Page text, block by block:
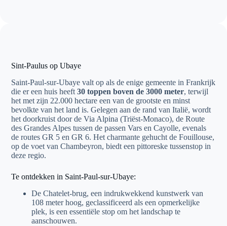
Sint-Paulus op Ubaye
Saint-Paul-sur-Ubaye valt op als de enige gemeente in Frankrijk
die er een huis heeft30 toppen boven de 3000 meter, terwijl
het met zijn 22.000 hectare een van de grootste en minst
bevolkte van het land is. Gelegen aan de rand van Italië, wordt
het doorkruist door de Via Alpina (Triëst-Monaco), de Route
des Grandes Alpes tussen de passen Vars en Cayolle, evenals
de routes GR 5 en GR 6. Het charmante gehucht de Fouillouse,
op de voet van Chambeyron, biedt een pittoreske tussenstop in
deze regio.
Te ontdekken in Saint-Paul-sur-Ubaye:
De Chatelet-brug, een indrukwekkend kunstwerk van
108 meter hoog, geclassificeerd als een opmerkelijke
plek, is een essentiële stop om het landschap te
aanschouwen.